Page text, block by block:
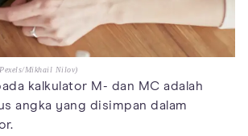
Mikhail Nilov)
kalkulator M- dan MC adalah
angka yang disimpan dalam